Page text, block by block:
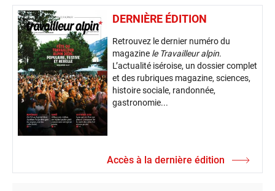
DERNIÈRE ÉDITION
Retrouvez le dernier numéro du
magazine le Travailleur alpin.
L’actualité iséroise, un dossier complet
et des rubriques magazine, sciences,
histoire sociale, randonnée,
gastronomie...
Accès à la dernière édition